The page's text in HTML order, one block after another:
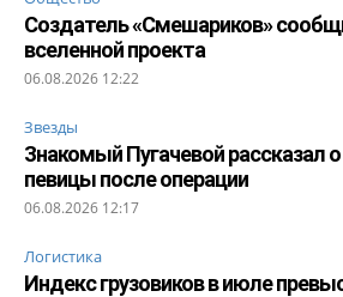
Создатель «Смешариков»
вселенной проекта
06.08.2026 12:22
Звезды
Знакомый Пугачевой рассказал
певицы после операции
06.08.2026 12:17
Логистика
Индекс грузовиков в июле